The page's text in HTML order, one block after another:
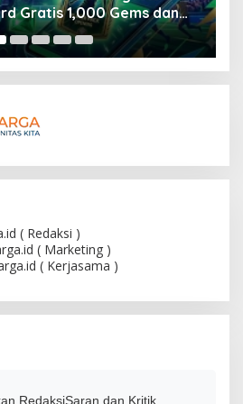
Gratis 1,000 Gems dan
( Redaksi )
( Marketing )
( Kerjasama )
RedaksiSaran dan Kritik